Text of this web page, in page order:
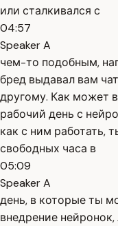
или сталкивался с
04:57
Speaker A
чем-то подобным,
бред выдавал вам
другому. Как может
рабочий день с
как с ним работать,
свободных часа в
05:09
Speaker A
день, в которые ты
внедрение